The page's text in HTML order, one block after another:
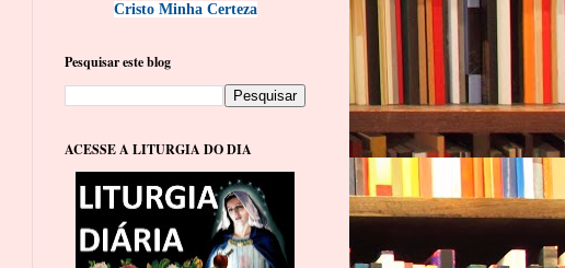
Cristo Minha Certeza
Pesquisar este blog
ACESSE A LITURGIA DO DIA